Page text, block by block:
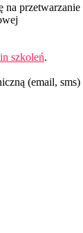
szkoleń.
(email,